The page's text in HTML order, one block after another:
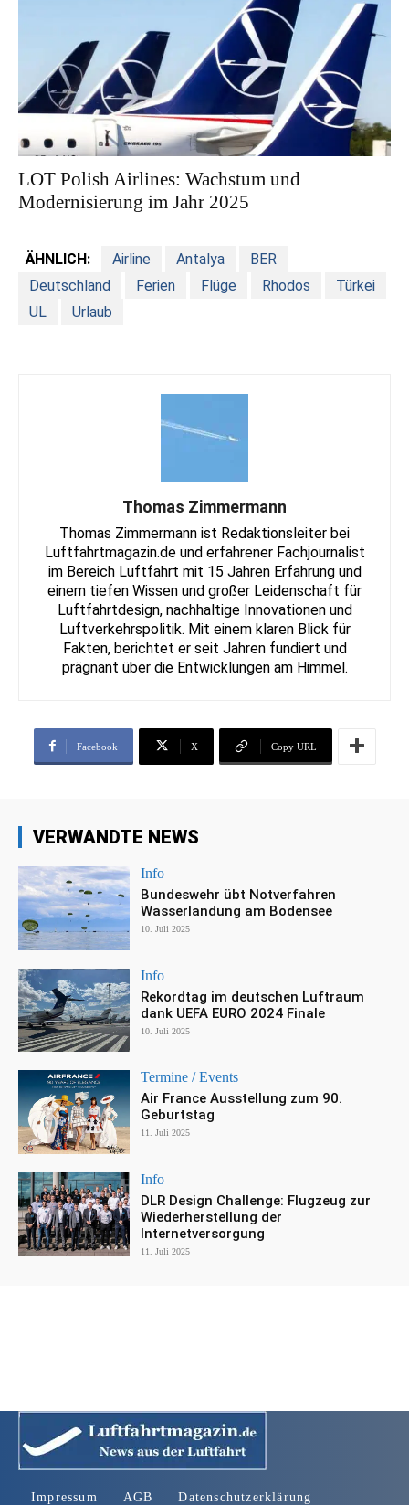
LOT Polish Airlines: Wachstum und
Modernisierung im Jahr 2025
ÄHNLICH: Airline Antalya
BER
Deutschland
Ferien Flüge Rhodos
Türkei
UL
Urlaub
Thomas Zimmermann
Thomas Zimmermann ist Redaktionsleiter bei
Luftfahrtmagazin.de und erfahrener Fachjournalist
im Bereich Luftfahrt mit 15 Jahren Erfahrung und
einem tiefen Wissen und großer Leidenschaft für
Luftfahrtdesign, nachhaltige Innovationen und
Luftverkehrspolitik. Mit einem klaren Blick für
Fakten, berichtet er seit Jahren fundiert und
prägnant über die Entwicklungen am Himmel.
Facebook X Copy URL
VERWANDTE NEWS
Info
Bundeswehr übt Notverfahren
Wasserlandung am Bodensee
10. Juli 2025
Info
Rekordtag im deutschen Luftraum
dank UEFA EURO 2024 Finale
10. Juli 2025
Termine / Events
Air France Ausstellung zum 90.
Geburtstag
11. Juli 2025
Info
DLR Design Challenge: Flugzeug zur
Wiederherstellung der
Internetversorgung
11. Juli 2025
Impressum AGB Datenschutzerklärung